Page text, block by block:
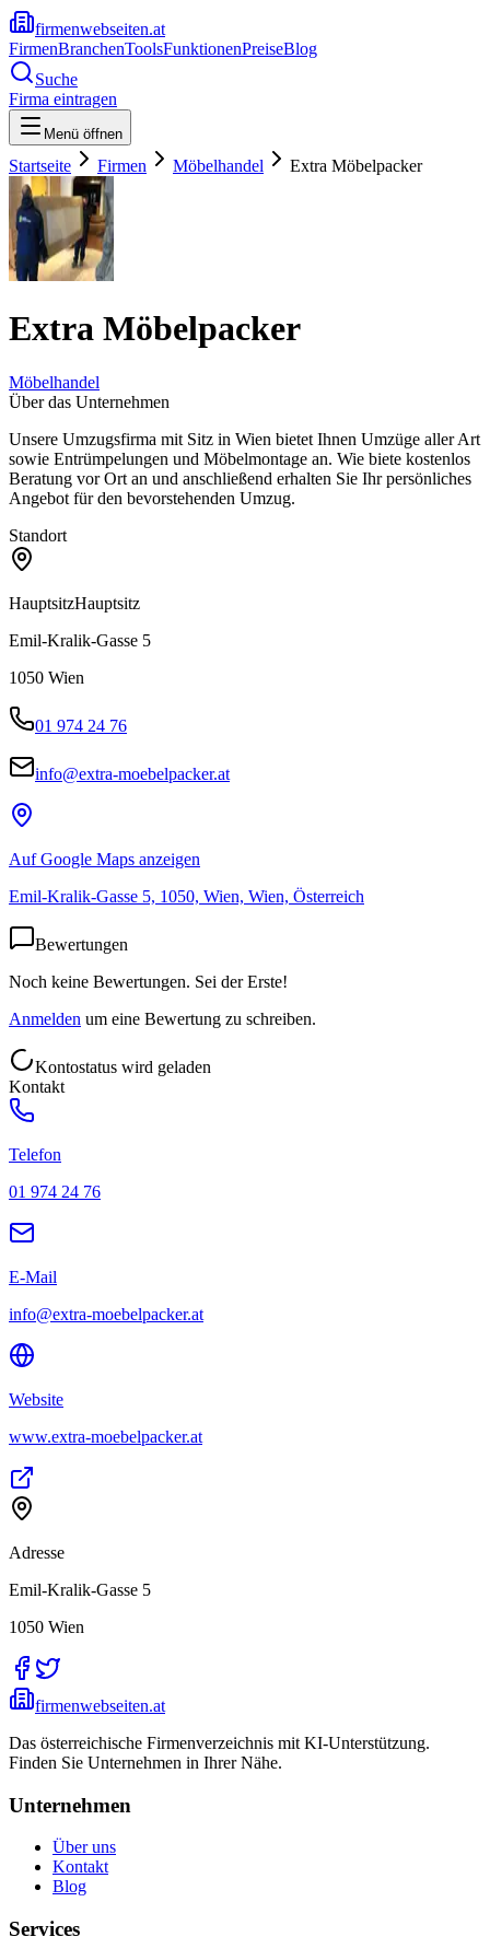
firmenwebseiten.at
FirmenBranchenToolsFunktionenPreiseBlog
Suche
Firma eintragen
Menü öffnen
Startseite Firmen Möbelhandel Extra Möbelpacker
Extra Möbelpacker
Möbelhandel
Über das Unternehmen
Unsere Umzugsfirma mit Sitz in Wien bietet Ihnen Umzüge aller Art
sowie Entrümpelungen und Möbelmontage an. Wie biete kostenlos
Beratung vor Ort an und anschließend erhalten Sie Ihr persönliches
Angebot für den bevorstehenden Umzug.
Standort
HauptsitzHauptsitz
Emil-Kralik-Gasse 5
1050 Wien
01 974 24 76
info@extra-moebelpacker.at
Auf Google Maps anzeigen
Emil-Kralik-Gasse 5, 1050, Wien, Wien, Österreich
Bewertungen
Noch keine Bewertungen. Sei der Erste!
Anmelden um eine Bewertung zu schreiben.
Kontostatus wird geladen
Kontakt
Telefon
01 974 24 76
E-Mail
info@extra-moebelpacker.at
Website
www.extra-moebelpacker.at
Adresse
Emil-Kralik-Gasse 5
1050 Wien
firmenwebseiten.at
Das österreichische Firmenverzeichnis mit KI-Unterstützung.
Finden Sie Unternehmen in Ihrer Nähe.
Unternehmen
Über uns
Kontakt
Blog
Services